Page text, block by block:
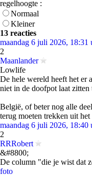
regelhoogte :
Normaal
Kleiner
13 reacties
maandag 6 juli 2026, 18:31
2
Maanlander
Lowlife
De hele wereld heeft het er
niet in de doofpot laat zitten
België, of beter nog alle
terug moeten trekken uit het
maandag 6 juli 2026, 18:40
2
RRRobert
&#8800;
De column "die je wist dat
foto